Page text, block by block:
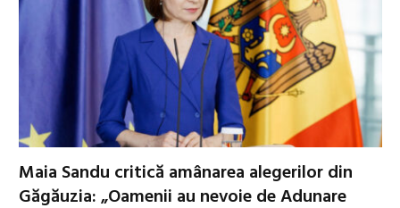
Maia Sandu critică amânarea alegerilor din
Găgăuzia: „Oamenii au nevoie de Adunare